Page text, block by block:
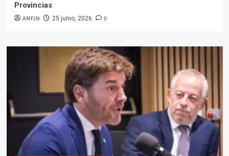
Provincias
AMFJN 25 junio, 2026 0